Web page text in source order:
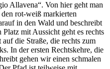
Allavena“. Von hier geht man
rot-weiß markierten
in den Wald und beschreibt
mit Aussicht geht es rechts
die Straße, die rechts zum
In der ersten Rechtskehre, die
gehen wir einen schmalen